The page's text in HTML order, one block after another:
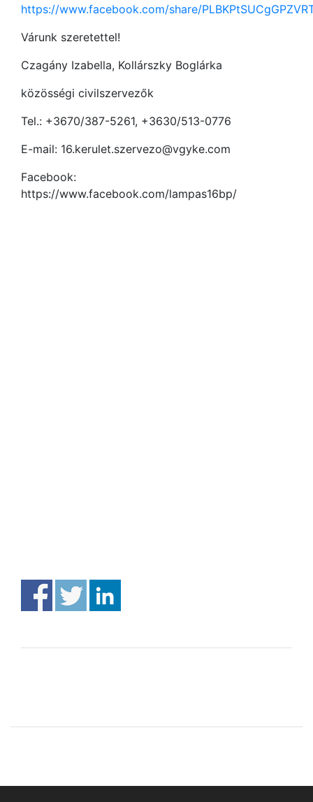
https://www.facebook.com/share/
Várunk szeretettel!
Czagány Izabella, Kollárszky Boglárka
közösségi civilszervezők
Tel.: +3670/387-5261, +3630/513-0776
E-mail: 16.kerulet.szervezo@vgyke.com
Facebook:
https://www.facebook.com/lampas16bp/